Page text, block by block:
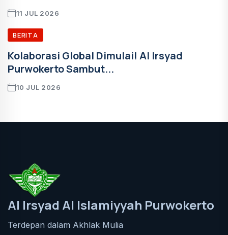
11 JUL 2026
BERITA
Kolaborasi Global Dimulai! Al Irsyad
Purwokerto Sambut...
10 JUL 2026
Al Irsyad Al Islamiyyah Purwokerto
Terdepan dalam Akhlak Mulia